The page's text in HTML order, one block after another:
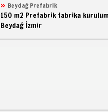
Beydağ Prefabrik
150 m2 Prefabrik fabrika
Beydağ İzmir